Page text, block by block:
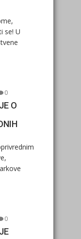
se! U
0
O
0